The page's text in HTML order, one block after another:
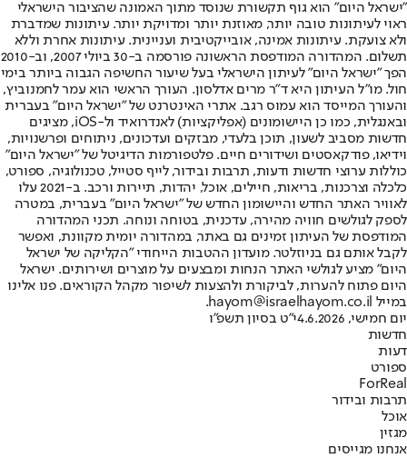
"ישראל היום" הוא גוף תקשורת שנוסד מתוך האמונה שהציבור הישראלי
ראוי לעיתונות טובה יותר, מאוזנת יותר ומדויקת יותר. עיתונות שמדברת
ולא צועקת. עיתונות אמינה, אובייקטיבית ועניינית. עיתונות אחרת וללא
תשלום. המהדורה המודפסת הראשונה פורסמה ב-30 ביולי 2007, וב-2010
הפך "ישראל היום" לעיתון הישראלי בעל שיעור החשיפה הגבוה ביותר בימי
חול. מו"ל העיתון היא ד"ר מרים אדלסון. העורך הראשי הוא עמר לחמנוביץ,
והעורך המייסד הוא עמוס רגב. אתרי האינטרנט של "ישראל היום" בעברית
ובאנגלית, כמו כן היישומונים (אפליקציות) לאנדרואיד ול-iOS, מציגים
חדשות מסביב לשעון, תוכן בלעדי, מבזקים ועדכונים, ניתוחים ופרשנויות,
וידיאו, פודקאסטים ושידורים חיים. פלטפורמות הדיגיטל של "ישראל היום"
כוללות ערוצי חדשות ודעות, תרבות ובידור, לייף סטייל, טכנולוגיה, ספורט,
כלכלה וצרכנות, בריאות, חיילים, אוכל, יהדות, תיירות ורכב. ב-2021 עלו
לאוויר האתר החדש והיישומון החדש של "ישראל היום" בעברית, במטרה
לספק לגולשים חוויה מהירה, עדכנית, בטוחה ונוחה. תכני המהדורה
המודפסת של העיתון זמינים גם באתר, במהדורה יומית מקוונת, ואפשר
לקבל אותם גם בניוזלטר. מועדון ההטבות הייחודי "הקליקה של ישראל
היום" מציע לגולשי האתר הנחות ומבצעים על מוצרים ושירותים. ישראל
היום פתוח להערות, לביקורת ולהצעות לשיפור מקהל הקוראים. פנו אלינו
במייל hayom@israelhayom.co.il.
יום חמישי, 4.6.2026
י"ט בסיון תשפ"ו
חדשות
דעות
ספורט
ForReal
תרבות ובידור
אוכל
מגזין
אנחנו מגייסים